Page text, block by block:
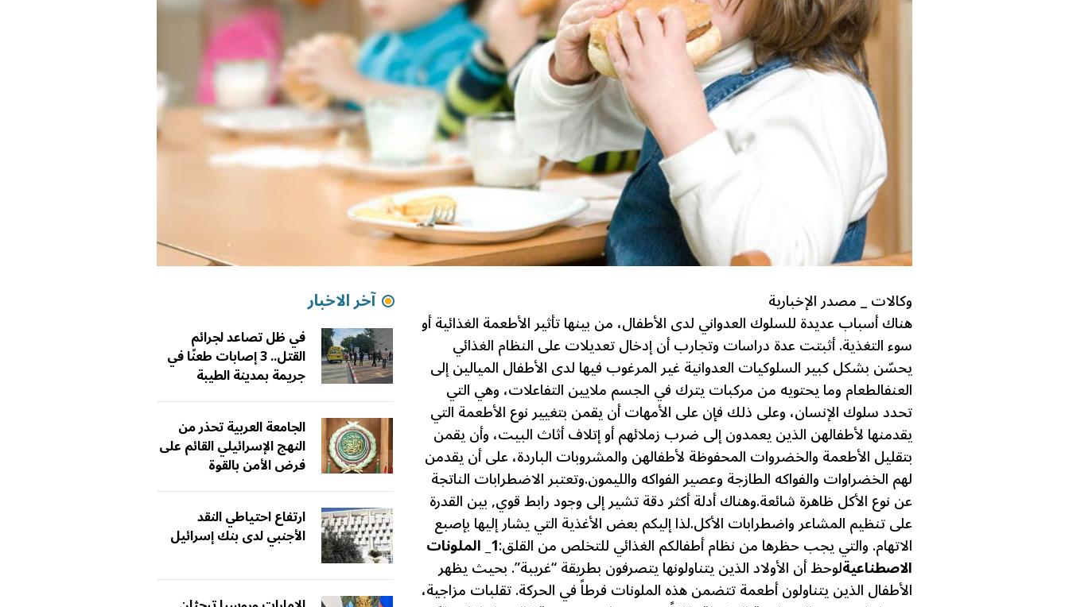
وكالات _ مصدر الإخبارية
هناك أسباب عديدة للسلوك العدواني لدى الأطفال، من بينها تأثير الأطعمة الغذائية أو
سوء التغذية. أثبتت عدة دراسات وتجارب أن إدخال تعديلات على النظام الغذائي
يحسّن بشكل كبير السلوكيات العدوانية غير المرغوب فيها لدى الأطفال الميالين إلى
العنفالطعام وما يحتويه من مركبات يترك في الجسم ملايين التفاعلات، وهي التي
تحدد سلوك الإنسان، وعلى ذلك فإن على الأمهات أن يقمن بتغيير نوع الأطعمة التي
يقدمنها لأطفالهن الذين يعمدون إلى ضرب زملائهم أو إتلاف أثاث البيت، وأن يقمن
بتقليل الأطعمة والخضروات المحفوظة لأطفالهن والمشروبات الباردة، على أن يقدمن
لهم الخضراوات والفواكه الطازجة وعصير الفواكه والليمون.وتعتبر الاضطرابات الناتجة
عن نوع الأكل ظاهرة شائعة.وهناك أدلة أكثر دقة تشير إلى وجود رابط قوي, بين القدرة
على تنظيم المشاعر واضطرابات الأكل.لذا إليكم بعض الأغذية التي يشار إليها بإصبع
الاتهام. والتي يجب حظرها من نظام أطفالكم الغذائي للتخلص من القلق: 1_ الملونات
الاصطناعيةلوحظ أن الأولاد الذين يتناولونها يتصرفون بطريقة “غريبة”. بحيث يظهر
الأطفال الذين يتناولون أطعمة تتضمن هذه الملونات فرطاً في الحركة. تقلبات مزاجية،
آخر الاخبار
في ظل تصاعد لجرائم
القتل.. 3 إصابات طعنًا في
جريمة بمدينة الطيبة
الجامعة العربية تحذر من
النهج الإسرائيلي القائم على
فرض الأمن بالقوة
ارتفاع احتياطي النقد
الأجنبي لدى بنك إسرائيل